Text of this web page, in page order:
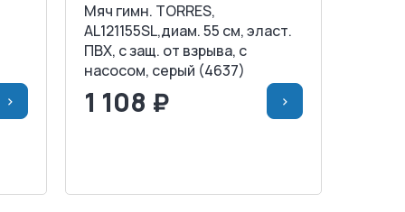
>
Мяч гимн. TORRES,
AL121155SL,диам. 55 см, эласт.
ПВХ, с защ. от взрыва, с
насосом, серый (4637)
1 108 ₽ >